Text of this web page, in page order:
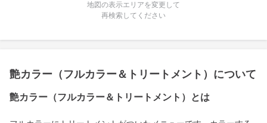
地図の表示エリアを変更して
再検索してください
艶カラー（フルカラー＆トリートメント）について
艶カラー（フルカラー＆トリートメント）とは